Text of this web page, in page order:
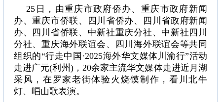
25日，由重庆市政府侨办、重庆市政府新闻
办、重庆市侨联、四川省侨办、四川省政府新闻
办、四川省侨联、中新社重庆分社、中新社四川
分社、重庆海外联谊会、四川海外联谊会等共同
组织的“行走中国·2025海外华文媒体川渝行”活动
走进广元(利州)，20余家主流华文媒体走进近月湖
采风，在罗家老街体验火烧馍制作，看川北牛
灯、唱山歌表演。